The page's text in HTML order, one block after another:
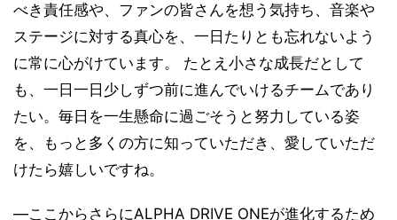
べき責任感や、ファンの皆さんを想う気持ち、音楽や
ステージに対する真心を、一日たりとも忘れないよう
に常に心がけています。 たとえ小さな成長だとして
も、一日一日少しずつ前に進んでいけるチームであり
たい。毎日を一生懸命に過ごそうと努力している姿
を、もっと多くの方に知っていただき、愛していただ
けたら嬉しいですね。
―ここからさらにALPHA DRIVE ONEが進化するため